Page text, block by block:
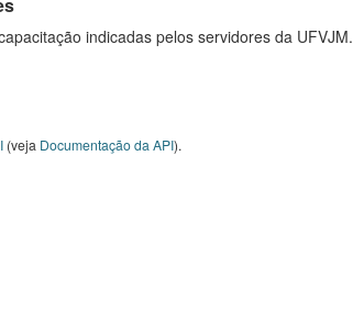
indicadas pelos servidores da UFVJM.
(veja Documentação da API).